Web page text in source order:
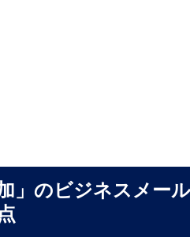
」のビジネスメー